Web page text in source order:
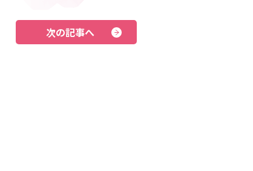
次の記事へ